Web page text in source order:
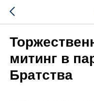
митинг в
Братства